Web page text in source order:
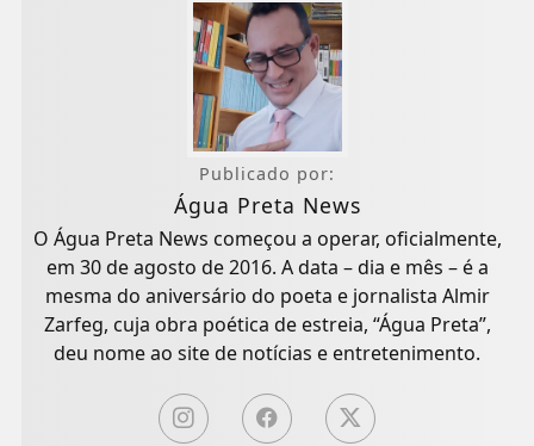
Publicado por:
Água Preta News
O Água Preta News começou a operar, oficialmente,
em 30 de agosto de 2016. A data – dia e mês – é a
mesma do aniversário do poeta e jornalista Almir
Zarfeg, cuja obra poética de estreia, “Água Preta”,
deu nome ao site de notícias e entretenimento.